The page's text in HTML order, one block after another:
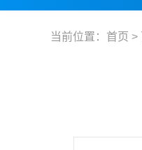
当前位置： 首页 >